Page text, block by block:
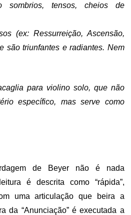
sombrios, tensos, cheios de
(ex: Ressurreição, Ascensão,
são triunfantes e radiantes. Nem
para violino solo, que não
específico, mas serve como
de Beyer não é nada
é descrita como “rápida”,
uma articulação que beira a
da “Anunciação” é executada a